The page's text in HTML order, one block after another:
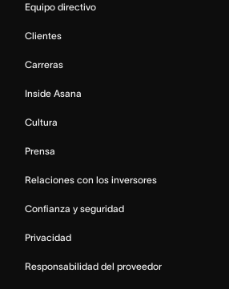
Equipo directivo
Clientes
Carreras
Inside Asana
Cultura
Prensa
Relaciones con los inversores
Confianza y seguridad
Privacidad
Responsabilidad del proveedor